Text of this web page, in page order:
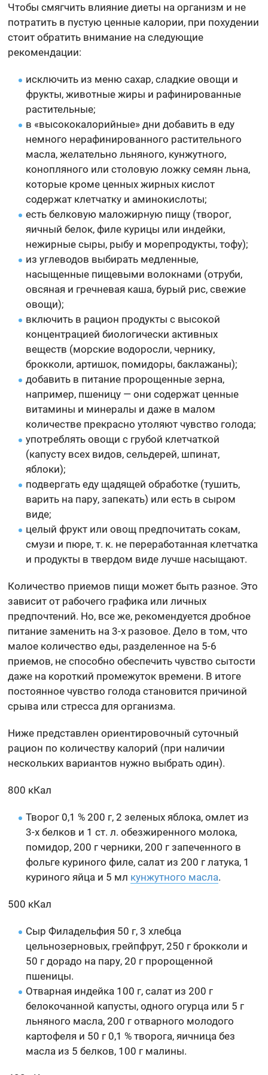
Чтобы смягчить влияние диеты на организм и не
потратить в пустую ценные калории, при похудении
стоит обратить внимание на следующие
рекомендации:
исключить из меню сахар, сладкие овощи и
фрукты, животные жиры и рафинированные
растительные;
в «высококалорийные» дни добавить в еду
немного нерафинированного растительного
масла, желательно льняного, кунжутного,
конопляного или столовую ложку семян льна,
которые кроме ценных жирных кислот
содержат клетчатку и аминокислоты;
есть белковую маложирную пищу (творог,
яичный белок, филе курицы или индейки,
нежирные сыры, рыбу и морепродукты, тофу);
из углеводов выбирать медленные,
насыщенные пищевыми волокнами (отруби,
овсяная и гречневая каша, бурый рис, свежие
овощи);
включить в рацион продукты с высокой
концентрацией биологически активных
веществ (морские водоросли, чернику,
брокколи, артишок, помидоры, баклажаны);
добавить в питание пророщенные зерна,
например, пшеницу — они содержат ценные
витамины и минералы и даже в малом
количестве прекрасно утоляют чувство голода;
употреблять овощи с грубой клетчаткой
(капусту всех видов, сельдерей, шпинат,
яблоки);
подвергать еду щадящей обработке (тушить,
варить на пару, запекать) или есть в сыром
виде;
целый фрукт или овощ предпочитать сокам,
смузи и пюре, т. к. не переработанная клетчатка
и продукты в твердом виде лучше насыщают.
Количество приемов пищи может быть разное. Это
зависит от рабочего графика или личных
предпочтений. Но, все же, рекомендуется дробное
питание заменить на 3-х разовое. Дело в том, что
малое количество еды, разделенное на 5-6
приемов, не способно обеспечить чувство сытости
даже на короткий промежуток времени. В итоге
постоянное чувство голода становится причиной
срыва или стресса для организма.
Ниже представлен ориентировочный суточный
рацион по количеству калорий (при наличии
нескольких вариантов нужно выбрать один).
800 кКал
Творог 0,1 % 200 г, 2 зеленых яблока, омлет из
3-х белков и 1 ст. л. обезжиренного молока,
помидор, 200 г черники, 200 г запеченного в
фольге куриного филе, салат из 200 г латука, 1
куриного яйца и 5 мл кунжутного масла.
500 кКал
Сыр Филадельфия 50 г, 3 хлебца
цельнозерновых, грейпфрут, 250 г брокколи и
50 г дорадо на пару, 20 г пророщенной
пшеницы.
Отварная индейка 100 г, салат из 200 г
белокочанной капусты, одного огурца или 5 г
льняного масла, 200 г отварного молодого
картофеля и 50 г 0,1 % творога, яичница без
масла из 5 белков, 100 г малины.